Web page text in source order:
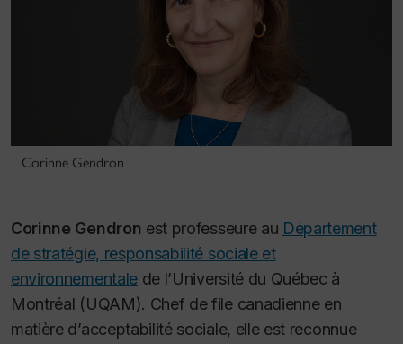
Corinne Gendron
Corinne Gendron est professeure au Département
de stratégie, responsabilité sociale et
environnementalede l’Université du Québec à
Montréal (UQAM). Chef de file canadienne en
matière d’acceptabilité sociale, elle est reconnue